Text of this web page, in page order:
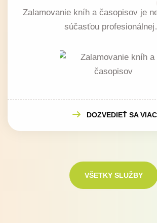
Zalamovanie kníh a časopisov je
súčasťou
DOZVEDIEŤ SA VIAC
VŠETKY SLUŽBY